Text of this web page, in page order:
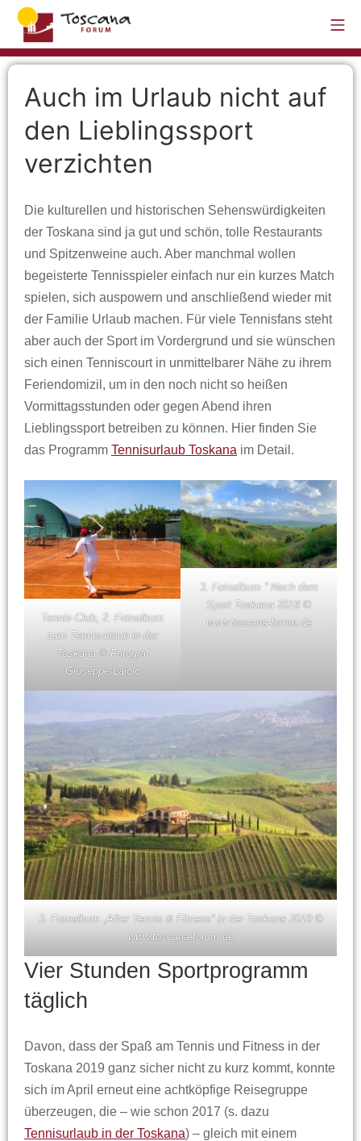
Auch im Urlaub nicht auf
den Lieblingssport
verzichten
Die kulturellen und historischen Sehenswürdigkeiten
der Toskana sind ja gut und schön, tolle Restaurants
und Spitzenweine auch. Aber manchmal wollen
begeisterte Tennisspieler einfach nur ein kurzes Match
spielen, sich auspowern und anschließend wieder mit
der Familie Urlaub machen. Für viele Tennisfans steht
aber auch der Sport im Vordergrund und sie wünschen
sich einen Tenniscourt in unmittelbarer Nähe zu ihrem
Feriendomizil, um in den noch nicht so heißen
Vormittagsstunden oder gegen Abend ihren
Lieblingssport betreiben zu können. Hier finden Sie
das Programm Tennisurlaub Toskana im Detail.
Tennis-Club, 2. Fotoalbum
zum Tennisurlaub in der
Toskana © Fotograf
Giuseppe Laiolo
3. Fotoalbum “ Nach dem
Sport Toskana 2019 ©
www.toscana-forum.de
3. Fotoalbum „After Tennis & Fitness“ in der Toskana 2019 ©
www.toscana-forum.de
Vier Stunden Sportprogramm
täglich
Davon, dass der Spaß am Tennis und Fitness in der
Toskana 2019 ganz sicher nicht zu kurz kommt, konnte
sich im April erneut eine achtköpfige Reisegruppe
überzeugen, die – wie schon 2017 (s. dazu
Tennisurlaub in der Toskana) – gleich mit einem